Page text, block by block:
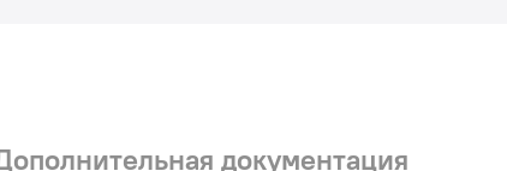
документация